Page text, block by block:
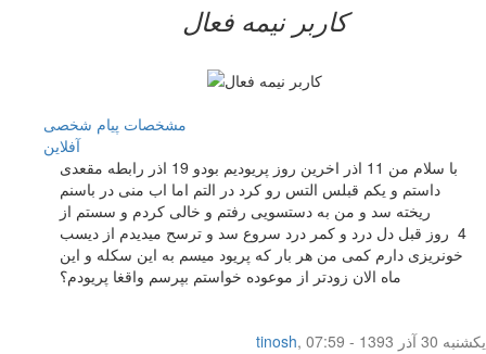
کاربر نيمه فعال
مشخصات پیام شخصی
آفلاين
با سلام من 11 اذر اخرین روز پریودیم بودو 19 اذر رابطه مقعدی
داستم و یکم قبلس التس رو کرد در التم اما اب منی در باسنم
ریخته سد و من به دستسویی رفتم و خالی کردم و سستم از
4 روز قبل دل درد و کمر درد سروع سد و ترسح میدیدم از دیسب
خونریزی دارم کمی من هر بار که پریود میسم به این سکله و این
ماه الان زودتر از موعوده خواستم بپرسم واقغا پریودم؟
tinosh,
یکشنبه 30 آذر 1393 - 07:59